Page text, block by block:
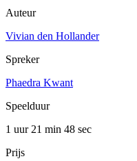
Auteur
Vivian den Hollander
Spreker
Phaedra Kwant
Speelduur
1 uur 21 min 48 sec
Prijs